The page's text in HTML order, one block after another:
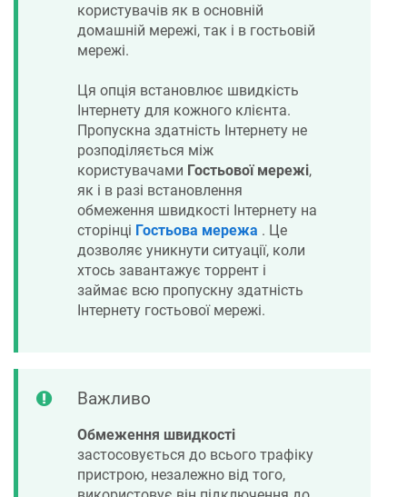
користувачів як в основній
домашній мережі, так і в гостьовій
мережі.
Ця опція встановлює швидкість
Інтернету для кожного клієнта.
Пропускна здатність Інтернету не
розподіляється між
користувачами Гостьової мережі,
як і в разі встановлення
обмеження швидкості Інтернету на
сторінці Гостьова мережа . Це
дозволяє уникнути ситуації, коли
хтось завантажує торрент і
займає всю пропускну здатність
Інтернету гостьової мережі.
Важливо
Обмеження швидкості
застосовується до всього трафіку
пристрою, незалежно від того,